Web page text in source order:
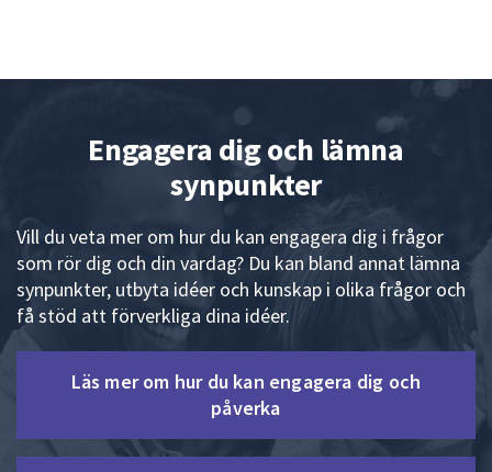
Engagera dig och lämna
synpunkter
Vill du veta mer om hur du kan engagera dig i frågor
som rör dig och din vardag? Du kan bland annat lämna
synpunkter, utbyta idéer och kunskap i olika frågor och
få stöd att förverkliga dina idéer.
Läs mer om hur du kan engagera dig och
påverka